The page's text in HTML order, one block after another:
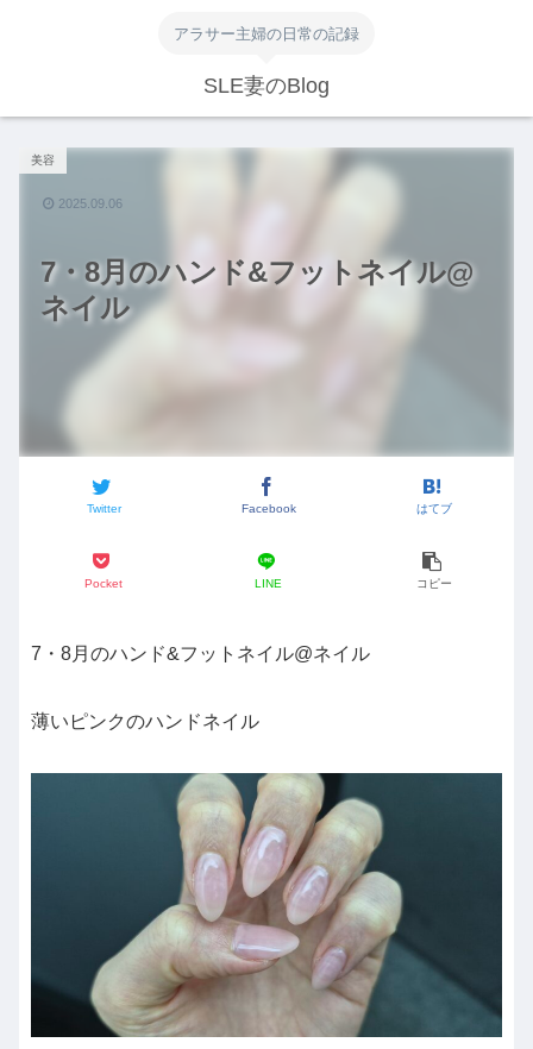
アラサー主婦の日常の記録
SLE妻のBlog
7・8月のハンド&フットネイル@
ネイル
美容
Twitter Facebook はてブ
Pocket LINE コピー
2025.09.06
7・8月のハンド&フットネイル@ネイル
薄いピンクのハンドネイル